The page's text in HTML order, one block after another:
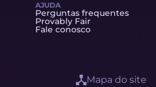
AJUDA
Perguntas frequentes
Provably Fair
Fale conosco
Mapa do site